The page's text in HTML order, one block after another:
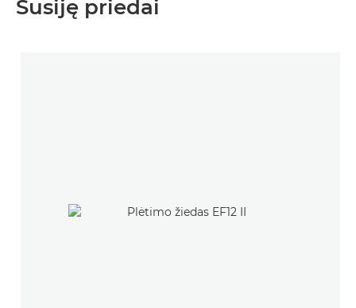
Susiję priedai